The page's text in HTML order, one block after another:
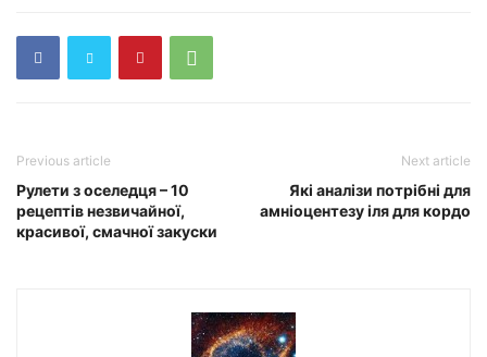
Previous article
Рулети з оселедця – 10
рецептів незвичайної,
красивої, смачної закуски
Next article
Які аналізи потрібні для
амніоцентезу іля для кордо